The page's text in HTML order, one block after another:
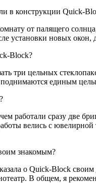
в конструкции Quick-
от палящего
установки новых окон,
Block?
три цельных
единым
сразу две
велись с ювелирной
знакомым?
о Quick-Block
В общем, я